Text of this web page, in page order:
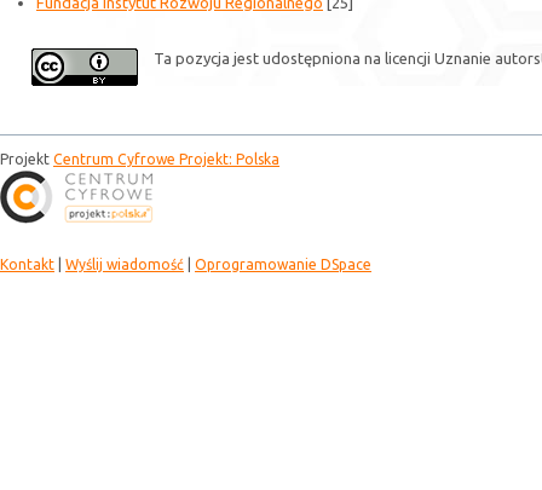
Ta pozycja jest udostępniona na licencji Uznanie
Projekt Centrum Cyfrowe Projekt: Polska
Kontakt Wyślij wiadomość Oprogramowanie DSpace